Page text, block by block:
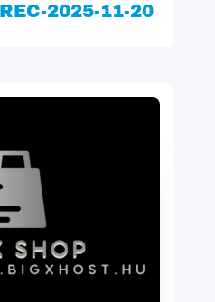
2025-11-20